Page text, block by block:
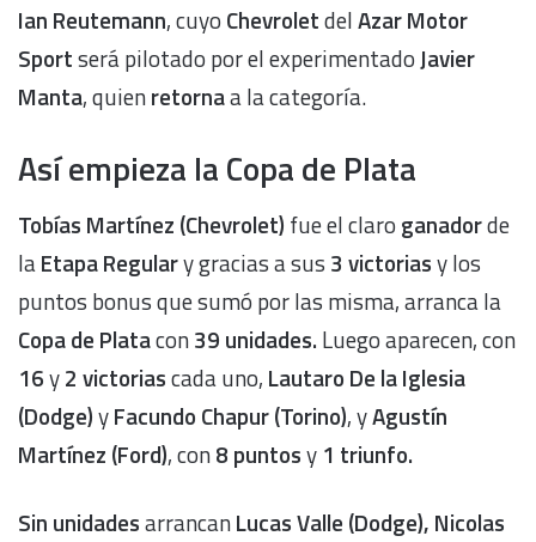
Ian Reutemann, cuyo ChevroletdelAzar Motor
Sportserá pilotado por el experimentadoJavier
Manta, quienretornaa la categoría.
Así empieza la Copa de Plata
Tobías Martínez (Chevrolet) fue el claro ganadorde
laEtapa Regulary gracias a sus 3 victoriasy los
puntos bonus que sumó por las misma, arranca la
Copa de Platacon39 unidades. Luego aparecen, con
16y2 victoriascada uno, Lautaro De la Iglesia
(Dodge)yFacundo Chapur (Torino), yAgustín
Martínez (Ford), con8 puntosy 1 triunfo.
Sin unidadesarrancanLucas Valle (Dodge), Nicolas